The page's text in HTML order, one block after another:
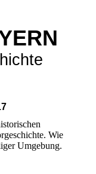
Wie
Umgebung.